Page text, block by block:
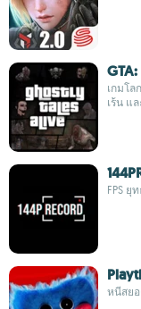
เกมโ
เร้น แ
FPS ยุ
หนีสย